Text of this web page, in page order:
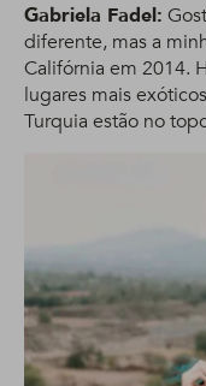
Gabriela Fadel:
diferente, mas a
Califórnia em 2014.
lugares mais
Turquia estão no